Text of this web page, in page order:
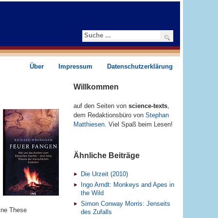
Über Impressum Datenschutzerklärung
These
Willkommen
auf den Seiten von science-texts
dem Redaktions­­büro von Stephan
Matthiesen . Viel Spaß beim Lesen!
Ähnliche Beiträge
Die Urzeit (2010)
Ingo Arndt: Monkeys and Apes in
the Wild
Simon Conway Morris: Jenseits
des Zufalls